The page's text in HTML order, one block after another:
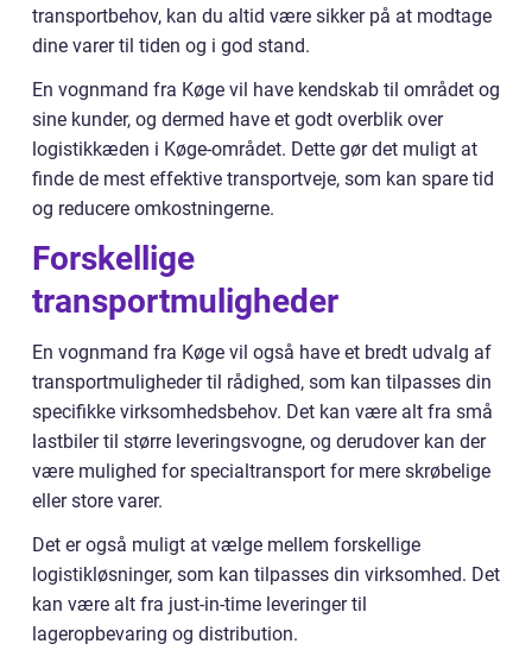
transportbehov, kan du altid være sikker på at modtage
dine varer til tiden og i god stand.
En vognmand fra Køge vil have kendskab til området og
sine kunder, og dermed have et godt overblik over
logistikkæden i Køge-området. Dette gør det muligt at
finde de mest effektive transportveje, som kan spare tid
og reducere omkostningerne.
Forskellige
transportmuligheder
En vognmand fra Køge vil også have et bredt udvalg af
transportmuligheder til rådighed, som kan tilpasses din
specifikke virksomhedsbehov. Det kan være alt fra små
lastbiler til større leveringsvogne, og derudover kan der
være mulighed for specialtransport for mere skrøbelige
eller store varer.
Det er også muligt at vælge mellem forskellige
logistikløsninger, som kan tilpasses din virksomhed. Det
kan være alt fra just-in-time leveringer til
lageropbevaring og distribution.